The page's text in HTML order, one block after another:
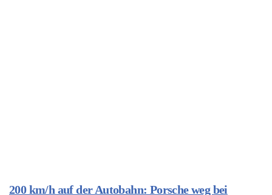
200 km/h auf der Autobahn: Porsche weg bei